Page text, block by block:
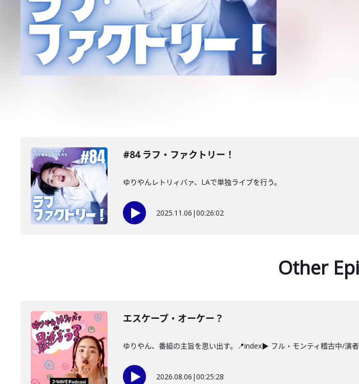
#84 ラフ・ファクトリー！
ゆりやんレトリィバァ、LAで単独ライブを行う。
2025.11.06 |00:26:02
Other
エスケープ・オーケー？
ゆりやん、番組の主旨を思い出す。📍index▶ フル・モンティ稽古中/演
2026.08.06 |00:25:28